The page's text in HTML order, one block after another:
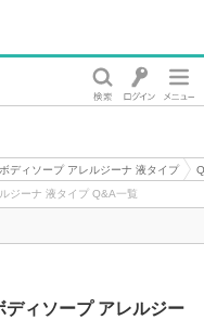
ディソープ アレルジーナ 液タイプ
ジーナ 液タイプ Q&A一覧
ィソープ アレルジー